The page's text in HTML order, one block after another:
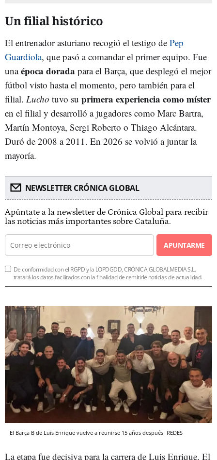
Un filial histórico
El entrenador asturiano recogió el testigo de Pep
Guardiola, que pasó a comandar el primer equipo. Fue
unaépoca dorada para el Barça, que desplegó el mejor
fútbol visto hasta el momento, pero también para el
filial. Lucho tuvo su primera experiencia como míster
en el filial y desarrolló a jugadores como Marc Bartra,
Martín Montoya, Sergi Roberto o Thiago Alcántara.
Duró de 2008 a 2011. En 2026 se volvió a juntar la
mayoría.
NEWSLETTER CRÓNICA GLOBAL
Apúntate a la newsletter de Crónica Global para recibir
las noticias más importantes sobre Cataluña.
APUNTARME
De conformidad con el RGPD y la LOPDGDD, CRÓNICA GLOBALMEDIA S.L.
tratará los datos facilitados con la finalidad de remitirle noticias de actualidad.
El Barça B de Luis Enrique vuelve a reunirse 15 años después REDES
La etapa fue decisiva para la carrera de Luis Enrique. El